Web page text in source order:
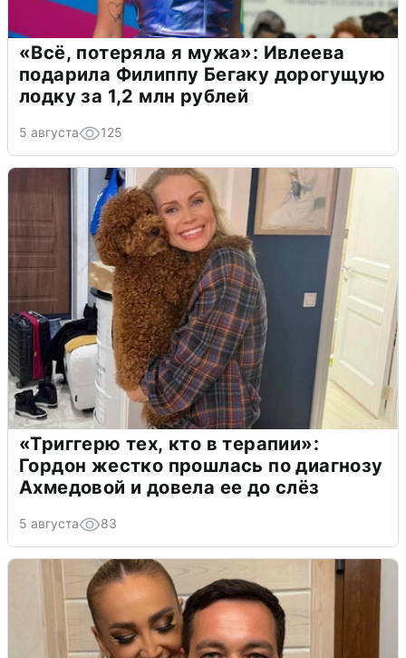
«Всё, потеряла я мужа»: Ивлеева
подарила Филиппу Бегаку дорогущую
лодку за 1,2 млн рублей
5 августа 125
«Триггерю тех, кто в терапии»:
Гордон жестко прошлась по диагнозу
Ахмедовой и довела ее до слёз
5 августа 83